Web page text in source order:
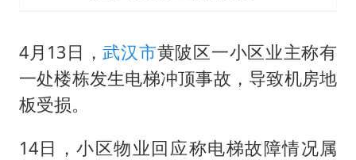
4月13日，武汉市黄陂区一小区业主称有
一处楼栋发生电梯冲顶事故，导致机房地
板受损。
14日，小区物业回应称电梯故障情况属